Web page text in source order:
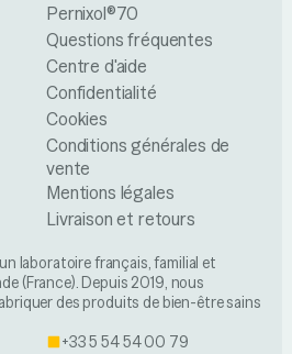
Pernixol®70
Questions fréquentes
Centre d'aide
Confidentialité
Cookies
Conditions générales de
vente
Mentions légales
Livraison et retours
laboratoire français, familial et
(France). Depuis 2019, nous
des produits de bien-être sains
+33 5 54 54 00 79